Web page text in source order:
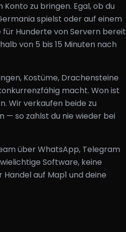
zu bringen. Egal, ob du
spielst oder auf einem
Hunderte von Servern bereit
von 5 bis 15 Minuten nach
Kostüme, Drachensteine
macht. Won ist
Wir verkaufen beide zu
— so zahlst du nie wieder bei
über WhatsApp, Telegram
Software, keine
auf Map1 und deine